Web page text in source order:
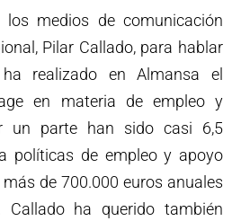
medios de comunicación
Pilar Callado, para hablar
realizado en Almansa el
en materia de empleo y
un parte han sido casi 6,5
políticas de empleo y apoyo
de 700.000 euros anuales
Callado ha querido también